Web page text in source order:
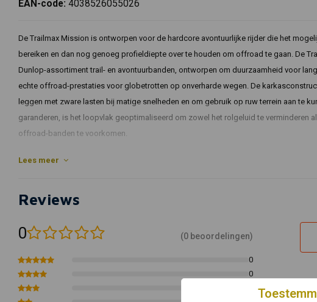
EAN-code: 4038526055026
De Trailmax Mission is ontworpen voor de hardcore avontuurlijke rijder die het
bereiken en dan nog genoeg profieldiepte over te houden om offroad te gaan. De
Dunlop-assortiment trail- en avontuurbanden, ontworpen om duurzaamheid voor
echte offroad-prestaties voor globetrotten op onverharde wegen. De
leggen met zware lasten bij matige snelheden en om gebruik op ruw terrein aan te
garanderen, is het loopvlak geoptimaliseerd om zowel het rolgeluid te verminderen
offroad-banden te voorkomen.
Artikelcode: 04 637151
Lees meer
Reviews
0 (0 beoordelingen)
0
0